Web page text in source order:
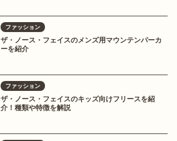
ファッション
ザ・ノース・フェイスのメンズ用マウンテンパーカ
ーを紹介
ファッション
ザ・ノース・フェイスのキッズ向けフリースを紹
介！種類や特徴を解説